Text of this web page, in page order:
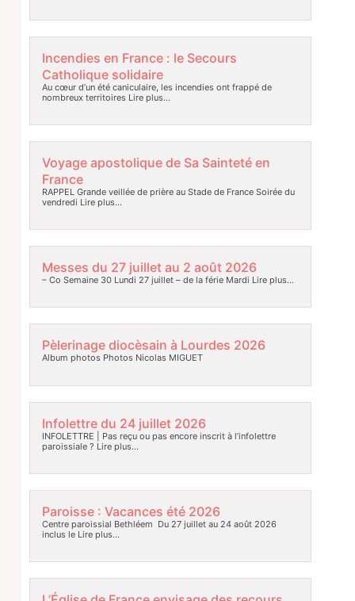
Incendies en France : le Secours
Catholique solidaire
Au cœur d’un été caniculaire, les incendies ont frappé de
nombreux territoires Lire plus…
Voyage apostolique de Sa Sainteté en
France
RAPPEL Grande veillée de prière au Stade de France Soirée du
vendredi Lire plus…
Messes du 27 juillet au 2 août 2026
– Co Semaine 30 Lundi 27 juillet – de la férie Mardi Lire plus…
Pèlerinage diocèsain à Lourdes 2026
Album photos Photos Nicolas MIGUET
Infolettre du 24 juillet 2026
INFOLETTRE | Pas reçu ou pas encore inscrit à l’infolettre
paroissiale ? Lire plus…
Paroisse : Vacances été 2026
Centre paroissial Bethléem Du 27 juillet au 24 août 2026
inclus leLire plus…